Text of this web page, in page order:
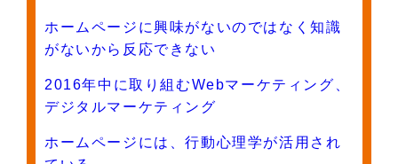
ホームページに興味がないのではなく知識
がないから反応できない
2016年中に取り組むWebマーケティング、
デジタルマーケティング
ホームページには、行動心理学が活用され